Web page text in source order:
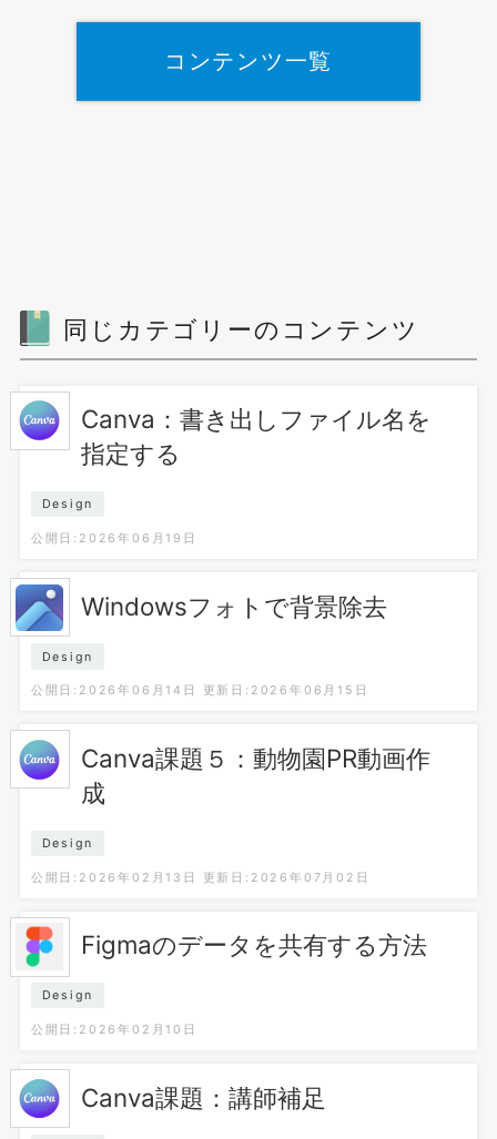
コンテンツ一覧
同じカテゴリーのコンテンツ
Canva：書き出しファイル名を
指定する
Design
公開日:2026年06月19日
Windowsフォトで背景除去
Design
公開日:2026年06月14日 更新日:2026年06月15日
Canva課題５：動物園PR動画作
成
Design
公開日:2026年02月13日 更新日:2026年07月02日
Figmaのデータを共有する方法
Design
公開日:2026年02月10日
Canva課題：講師補足